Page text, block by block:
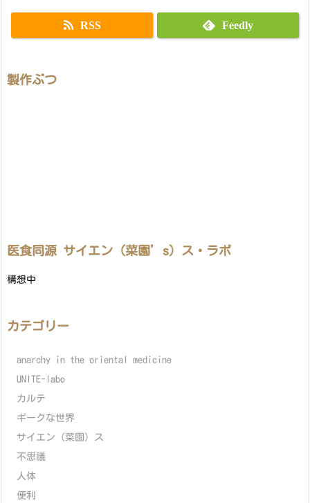
RSS Feedly
製作ぶつ
医食同源 サイエン（菜園’s）ス・ラボ
構想中
カテゴリー
anarchy in the oriental medicine
UNITE-labo
カルテ
ギークな世界
サイエン（菜園）ス
不思議
人体
便利